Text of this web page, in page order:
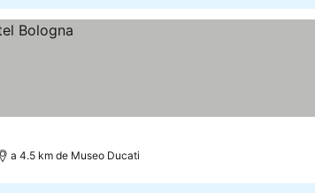
a 4.5 km de Museo Ducati